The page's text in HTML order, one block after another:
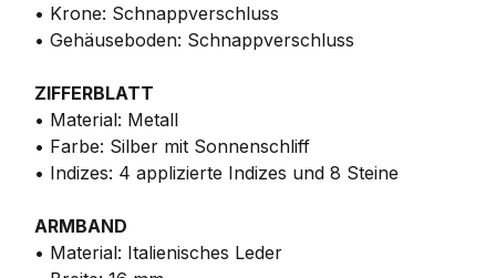
• Krone: Schnappverschluss
• Gehäuseboden: Schnappverschluss
ZIFFERBLATT
• Material: Metall
• Farbe: Silber mit Sonnenschliff
• Indizes: 4 applizierte Indizes und 8 Steine
ARMBAND
• Material: Italienisches Leder